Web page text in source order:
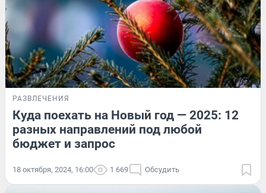
РАЗВЛЕЧЕНИЯ
Куда поехать на Новый год — 2025: 12
разных направлений под любой
бюджет и запрос
18 октября, 2024, 16:00 1 669 Обсудить